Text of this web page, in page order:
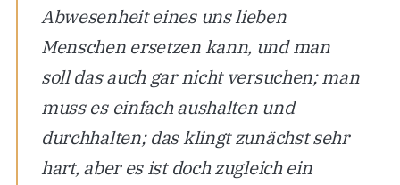
Abwesenheit eines uns lieben
Menschen ersetzen kann, und man
soll das auch gar nicht versuchen; man
muss es einfach aushalten und
durchhalten; das klingt zunächst sehr
hart, aber es ist doch zugleich ein